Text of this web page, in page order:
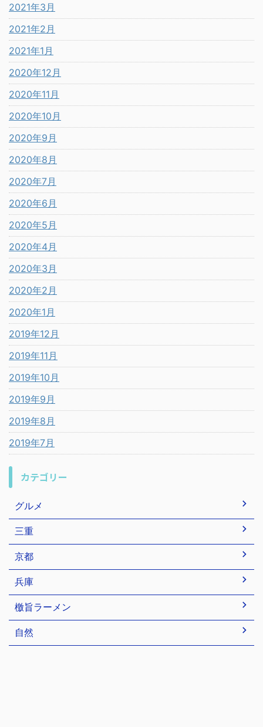
2021年3月
2021年2月
2021年1月
2020年12月
2020年11月
2020年10月
2020年9月
2020年8月
2020年7月
2020年6月
2020年5月
2020年4月
2020年3月
2020年2月
2020年1月
2019年12月
2019年11月
2019年10月
2019年9月
2019年8月
2019年7月
カテゴリー
グルメ
三重
京都
兵庫
檄旨ラーメン
自然